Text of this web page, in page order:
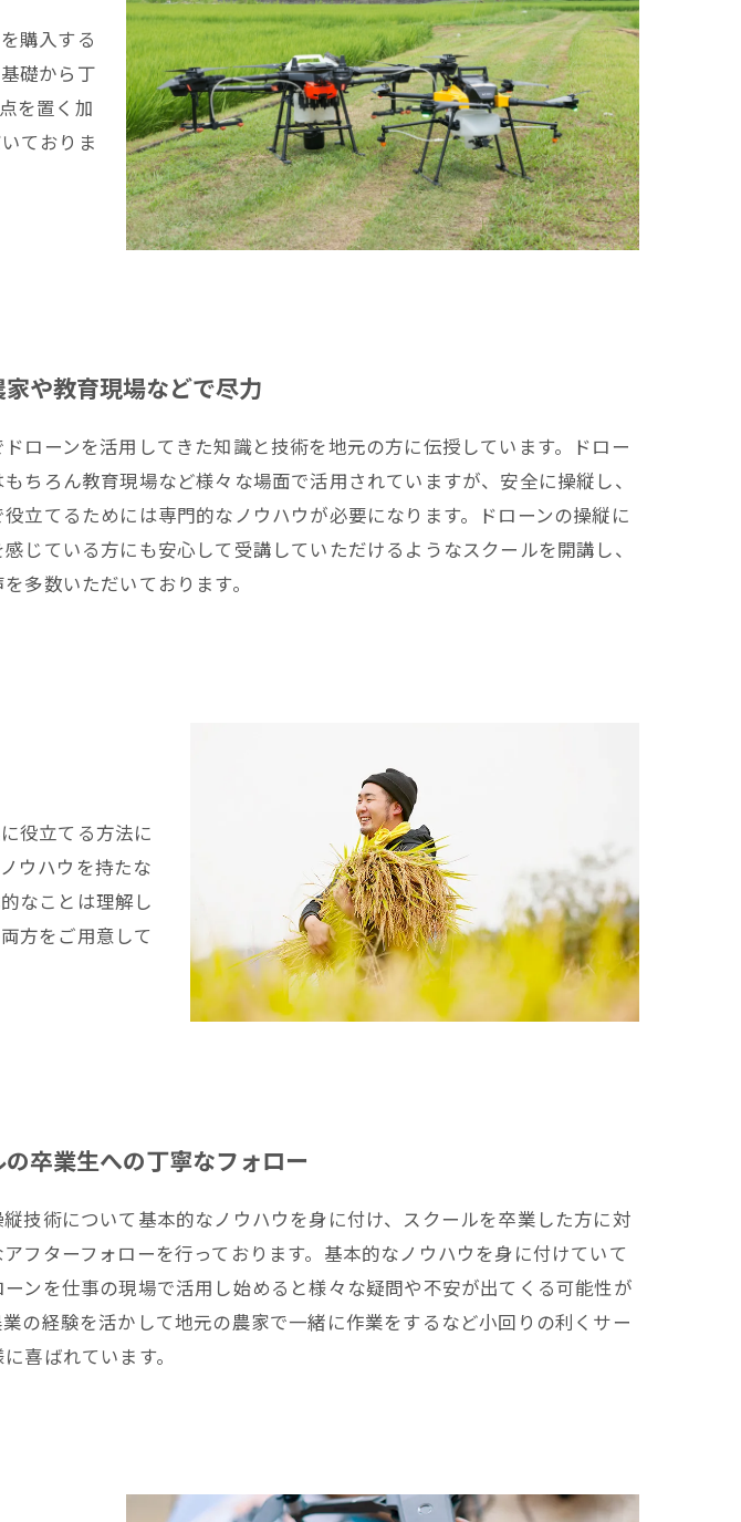
購入する
礎から丁
を置く加
ておりま
や教育現場などで尽力
ローンを活用してきた知識と技術を地元の方に伝授しています。ドロー
ちろん教育現場など様々な場面で活用されていますが、安全に操縦し、
立てるためには専門的なノウハウが必要になります。ドローンの操縦に
じている方にも安心して受講していただけるようなスクールを開講し、
多数いただいております。
役立てる方法に
ウハウを持たな
なことは理解し
方をご用意して
卒業生への丁寧なフォロー
縦技術について基本的なノウハウを身に付け、スクールを卒業した方に対
アフターフォローを行っております。基本的なノウハウを身に付けていて
ンを仕事の現場で活用し始めると様々な疑問や不安が出てくる可能性が
の経験を活かして地元の農家で一緒に作業をするなど小回りの利くサー
喜ばれています。